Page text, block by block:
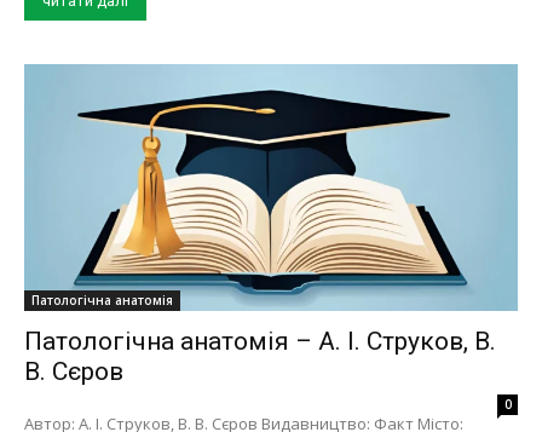
Патологічна анатомія
Патологічна анатомія – А. І. Струков, В.
В. Сєров
0
Автор: А. І. Струков, В. В. Сєров Видавництво: Факт Місто: